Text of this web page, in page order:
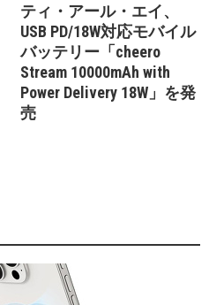
ティ・アール・エイ、
USB PD/18W対応モバイル
バッテリー「cheero
Stream 10000mAh with
Power Delivery 18W」を発
売